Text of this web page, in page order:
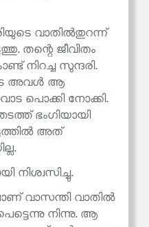
വാതിൽതുറന്ന്
തന്റെ ജീവിതം
നിറച്ച സുന്ദരി.
അവൾ ആ
പൊക്കി നോക്കി.
ഭംഗിയായി
അത്
നിശ്വസിച്ചു.
വാസന്തി വാതിൽ
നിന്നു. ആ